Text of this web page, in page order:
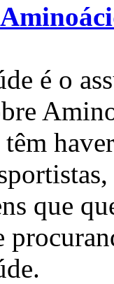
é o
que